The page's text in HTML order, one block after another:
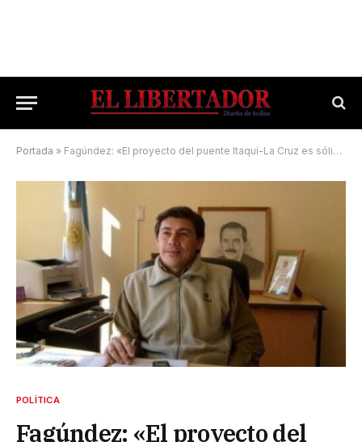
Portada » Fagúndez: «El proyecto del puente Itaquí-La Cruz es sólido»
POLÍTICA
Fagúndez: «El proyecto del